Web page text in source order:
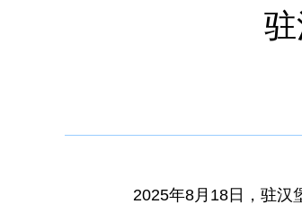
2025年8月18日，驻汉